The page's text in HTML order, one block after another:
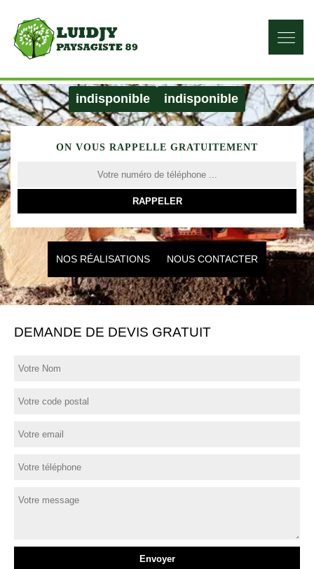
indisponible indisponible
ON VOUS RAPPELLE GRATUITEMENT
NOS RÉALISATIONS NOUS CONTACTER
DEMANDE DE DEVIS GRATUIT